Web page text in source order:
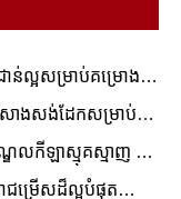
ជាន់ល្អសម្រាប់គម្រោង
ាងសង់ដែកសម្រាប់ការ
ណ្ឌលកីឡាស្មុគស្មាញ ជា
ឋានទំនើប
ជម្រើសដ៏ល្អបំផុត